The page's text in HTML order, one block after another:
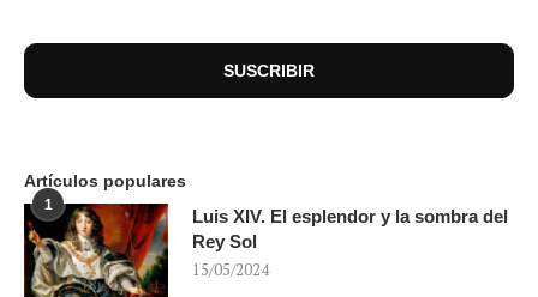
Artículos populares
1
Luis XIV. El esplendor y la sombra del
Rey Sol
15/05/2024